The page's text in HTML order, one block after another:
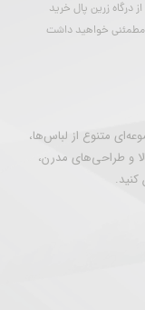
از درگاه زرین پال خرید
مطمئنی خواهید داشت
متنوع از لباس‌ها،
و طراحی‌های مدرن،
کنید.